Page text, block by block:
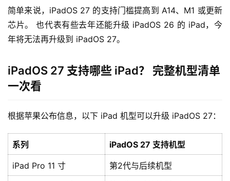
简单来说，iPadOS 27 的支持门槛提高到 A14、M1 或更新
芯片。 也代表有些去年还能升级 iPadOS 26 的 iPad，今
年将无法再升级到 iPadOS 27。
iPadOS 27 支持哪些 iPad？ 完整机型清单
一次看
根据苹果公布信息，以下 iPad 机型可以升级 iPadOS 27：
系列 iPadOS 27 支持机型
iPad Pro 11 寸 第2代与后续机型